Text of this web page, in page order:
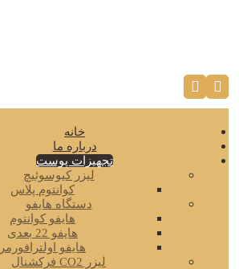
خانه
درباره ما
تجهیزات پوست
لیزر کیوسوئیچ
کوانتوم پلاس
دستگاه هایفو
هایفو کوانتوم
هایفو 22 بعدی
هایفو اولترافورمر
لیزر CO2 فرکشنال